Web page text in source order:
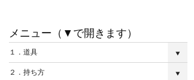
メニュー（▼で開きます）
１．道具
２．持ち方